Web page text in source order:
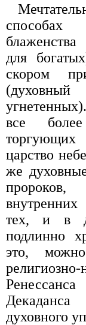
блаженства
для
скором
все
царство
же
пророков,
тех, и в
подлинно
это,
Декаданса
духовного